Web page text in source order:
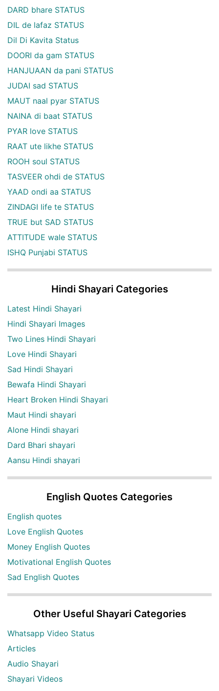
DARD bhare STATUS
DIL de lafaz STATUS
Dil Di Kavita Status
DOORI da gam STATUS
HANJUAAN da pani STATUS
JUDAI sad STATUS
MAUT naal pyar STATUS
NAINA di baat STATUS
PYAR love STATUS
RAAT ute likhe STATUS
ROOH soul STATUS
TASVEER ohdi de STATUS
YAAD ondi aa STATUS
ZINDAGI life te STATUS
TRUE but SAD STATUS
ATTITUDE wale STATUS
ISHQ Punjabi STATUS
Hindi Shayari Categories
Latest Hindi Shayari
Hindi Shayari Images
Two Lines Hindi Shayari
Love Hindi Shayari
Sad Hindi Shayari
Bewafa Hindi Shayari
Heart Broken Hindi Shayari
Maut Hindi shayari
Alone Hindi shayari
Dard Bhari shayari
Aansu Hindi shayari
English Quotes Categories
English quotes
Love English Quotes
Money English Quotes
Motivational English Quotes
Sad English Quotes
Other Useful Shayari Categories
Whatsapp Video Status
Articles
Audio Shayari
Shayari Videos